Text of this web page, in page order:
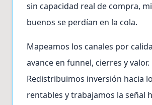
sin capacidad real de compra,
buenos se perdían en la cola.
Mapeamos los canales por
avance en funnel, cierres y valor.
Redistribuimos inversión hacia
rentables y trabajamos la señal